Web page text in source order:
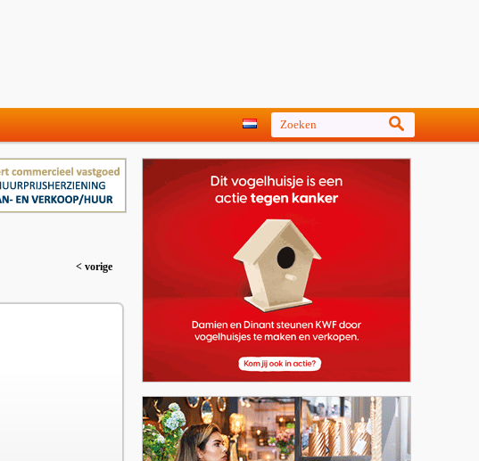
< vorige